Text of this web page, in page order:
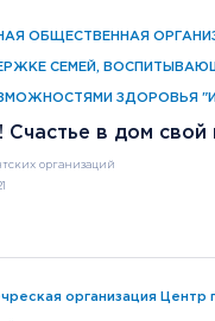
ОБЩЕСТВЕННАЯ
СЕМЕЙ,
ЗДОРОВЬЯ
в дом свой
организаций
организация Центр